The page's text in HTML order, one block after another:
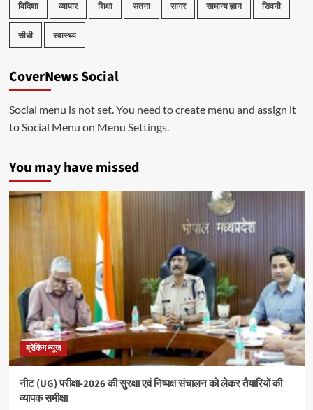
विदिशा व्यापार शिक्षा सतना सागर सामान्य ज्ञान सिवनी
सीधी स्वास्थ्य
CoverNews Social
Social menu is not set. You need to create menu and assign it
to Social Menu on Menu Settings.
You may have missed
ब्रेकिंग न्यूज
नीट (UG) परीक्षा-2026 की सुरक्षा एवं निष्पक्ष संचालन को लेकर तैयारियों की
व्यापक समीक्षा